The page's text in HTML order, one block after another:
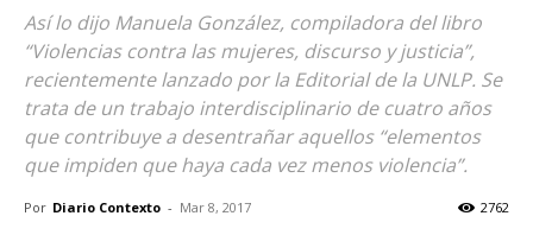
Así lo dijo Manuela González, compiladora del libro
“Violencias contra las mujeres, discurso y justicia”,
recientemente lanzado por la Editorial de la UNLP. Se
trata de un trabajo interdisciplinario de cuatro años
que contribuye a desentrañar aquellos “elementos
que impiden que haya cada vez menos violencia”.
Por Diario Contexto - Mar 8, 2017 2762